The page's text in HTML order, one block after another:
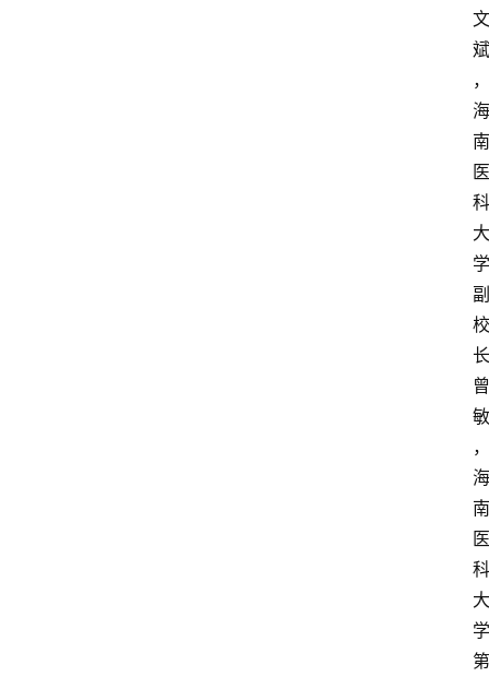
文
斌
，
海
南
医
科
大
学
副
校
长
曾
敏
，
海
南
医
科
大
学
第